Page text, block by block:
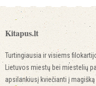
Kitapus.lt
Turtingiausia ir visiems
Lietuvos miestų bei miestelių
apsilankiusį kviečianti į